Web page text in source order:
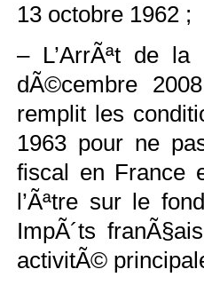
13 octobre 1962 ;
– L’ArrÃªt de la
dÃ©cembre
remplit les
1963 pour ne
fiscal en France
l’Ãªtre sur le
ImpÃ´ts
activitÃ©